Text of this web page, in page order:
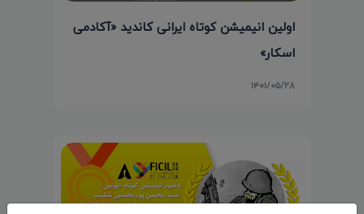
اولین انیمیشن کوتاه ایرانی کاندید «آکادمی
اسکار»
۱۴۰۱/۰۵/۲۸